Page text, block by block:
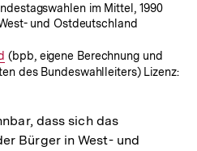
im Mittel, 1990
und Ostdeutschland
(bpb, eigene Berechnung und
des Bundeswahlleiters) Lizenz:
dass sich das
Bürger in West- und